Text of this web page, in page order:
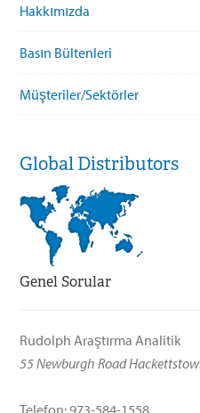
Hakkımızda
Basın Bültenleri
Müşteriler/Sektörler
Global Distributors
Genel Sorular
Rudolph Araştırma Analitik
55 Newburgh Road
Telefon: 973-584-1558